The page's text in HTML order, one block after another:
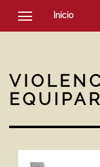
Inicio
SOCIEDAD
NOTICIAS